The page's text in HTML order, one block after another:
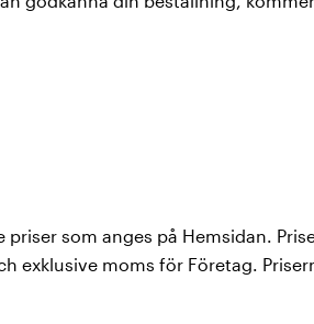
som anges på Hemsidan.
exklusive moms för Företag.